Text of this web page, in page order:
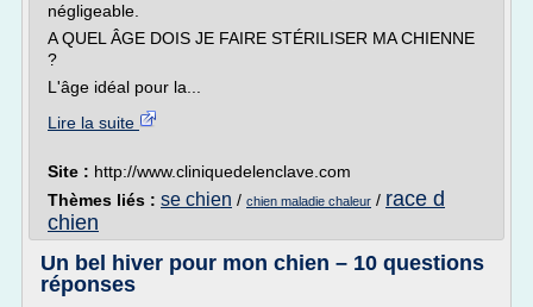
négligeable.
A QUEL ÂGE DOIS JE FAIRE STÉRILISER MA CHIENNE
?
L'âge idéal pour la...
Lire la suite
Site : http://www.cliniquedelenclave.com
Thèmes liés : se chien / chien maladie chaleur / race d
chien
Un bel hiver pour mon chien – 10 questions
réponses